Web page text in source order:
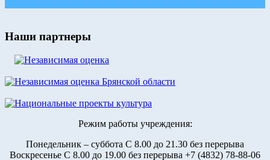
Наши партнеры
Режим работы учреждения:
Понедельник – суббота С 8.00 до 21.30 без перерыва
Воскресенье С 8.00 до 19.00 без перерыва +7 (4832) 78-88-06